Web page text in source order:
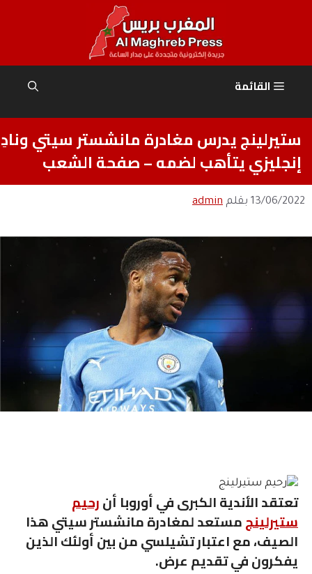
القائمة
ستيرلينج يدرس مغادرة مانشستر سيتي ونادِ
إنجليزي يتأهب لضمه – صفحة الشعب
13/06/2022 بقلم admin
تعتقد الأندية الكبرى في أوروبا أنرحيم
ستيرلينجمستعد لمغادرة مانشستر سيتي هذا
الصيف، مع اعتبار تشيلسي من بين أولئك الذين
يفكرون في تقديم عرض.